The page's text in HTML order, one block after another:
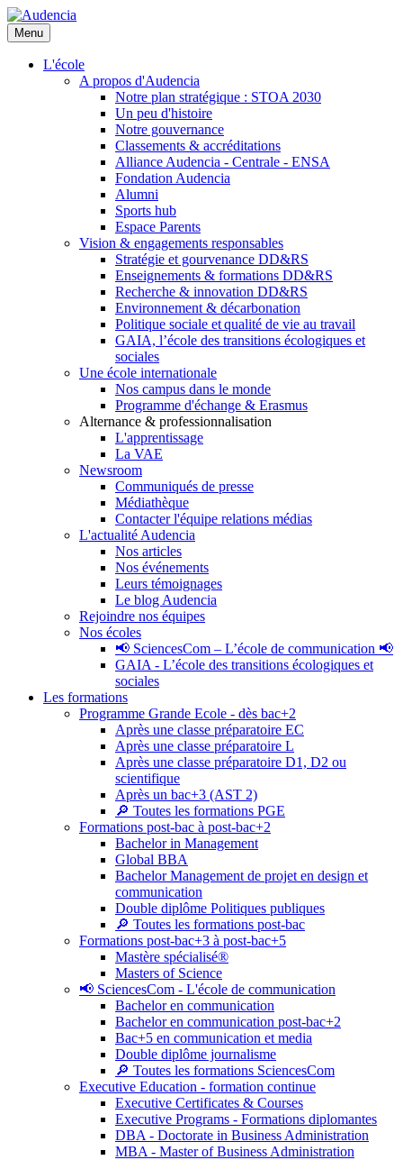
Aller
au
contenu
principal
Menu
L'école
A propos d'Audencia
Notre plan stratégique : STOA 2030
Un peu d'histoire
Notre gouvernance
Classements & accréditations
Alliance Audencia - Centrale - ENSA
Fondation Audencia
Alumni
Sports hub
Espace Parents
Vision & engagements responsables
Stratégie et gourvenance DD&RS
Enseignements & formations DD&RS
Recherche & innovation DD&RS
Environnement & décarbonation
Politique sociale et qualité de vie au travail
GAIA, l’école des transitions écologiques et
sociales
Une école internationale
Nos campus dans le monde
Programme d'échange & Erasmus
Alternance & professionnalisation
L'apprentissage
La VAE
Newsroom
Communiqués de presse
Médiathèque
Contacter l'équipe relations médias
L'actualité Audencia
Nos articles
Nos événements
Leurs témoignages
Le blog Audencia
Rejoindre nos équipes
Nos écoles
📢 SciencesCom – L’école de communication 📢
GAIA - L’école des transitions écologiques et
sociales
Les formations
Programme Grande Ecole - dès bac+2
Après une classe préparatoire EC
Après une classe préparatoire L
Après une classe préparatoire D1, D2 ou
scientifique
Après un bac+3 (AST 2)
🔎 Toutes les formations PGE
Formations post-bac à post-bac+2
Bachelor in Management
Global BBA
Bachelor Management de projet en design et
communication
Double diplôme Politiques publiques
🔎 Toutes les formations post-bac
Formations post-bac+3 à post-bac+5
Mastère spécialisé®
Masters of Science
📢 SciencesCom - L'école de communication
Bachelor en communication
Bachelor en communication post-bac+2
Bac+5 en communication et media
Double diplôme journalisme
🔎 Toutes les formations SciencesCom
Executive Education - formation continue
Executive Certificates & Courses
Executive Programs - Formations diplomantes
DBA - Doctorate in Business Administration
MBA - Master of Business Administration